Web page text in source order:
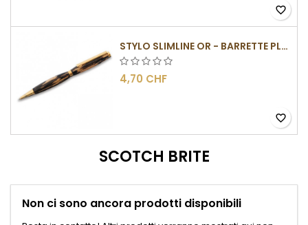
favorite_border
STYLO SLIMLINE OR - BARRETTE PLATE
4,70 CHF
favorite_border
SCOTCH BRITE
Non ci sono ancora prodotti disponibili